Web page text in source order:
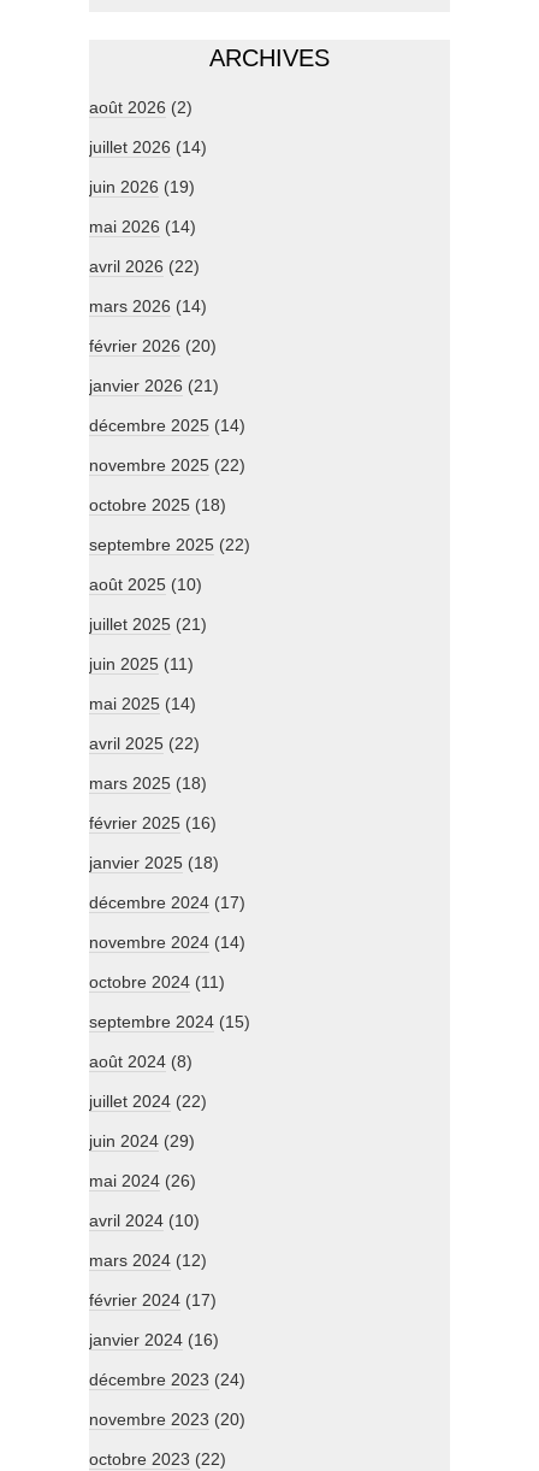
ARCHIVES
août 2026 (2)
juillet 2026 (14)
juin 2026 (19)
mai 2026 (14)
avril 2026 (22)
mars 2026 (14)
février 2026 (20)
janvier 2026 (21)
décembre 2025 (14)
novembre 2025 (22)
octobre 2025 (18)
septembre 2025 (22)
août 2025 (10)
juillet 2025 (21)
juin 2025 (11)
mai 2025 (14)
avril 2025 (22)
mars 2025 (18)
février 2025 (16)
janvier 2025 (18)
décembre 2024 (17)
novembre 2024 (14)
octobre 2024 (11)
septembre 2024 (15)
août 2024 (8)
juillet 2024 (22)
juin 2024 (29)
mai 2024 (26)
avril 2024 (10)
mars 2024 (12)
février 2024 (17)
janvier 2024 (16)
décembre 2023 (24)
novembre 2023 (20)
octobre 2023 (22)